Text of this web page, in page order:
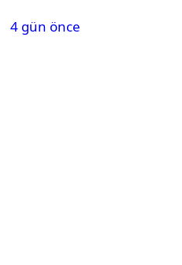
4 gün önce